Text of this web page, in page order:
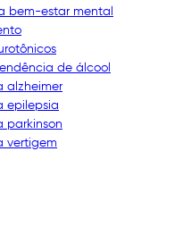
bem-estar mental
de álcool
alzheimer
epilepsia
parkinson
vertigem